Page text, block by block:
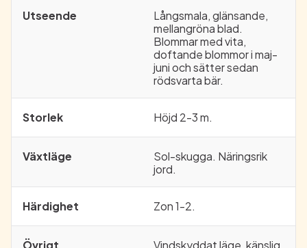
Utseende
Långsmala, glänsande,
mellangröna blad.
Blommar med vita,
doftande blommor i maj-
juni och sätter sedan
rödsvarta bär.
Storlek Höjd 2-3 m.
Växtläge
Sol-skugga. Näringsrik
jord.
Härdighet Zon 1-2.
Övrigt
Vindskyddat läge, känslig